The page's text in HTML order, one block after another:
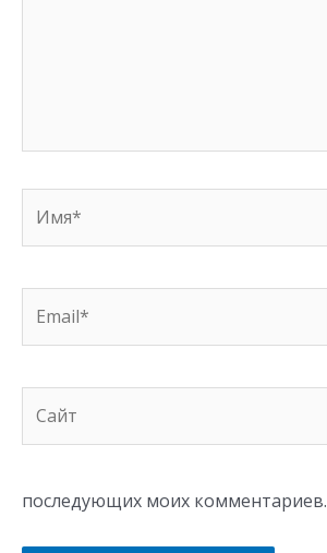
последующих моих комментариев.